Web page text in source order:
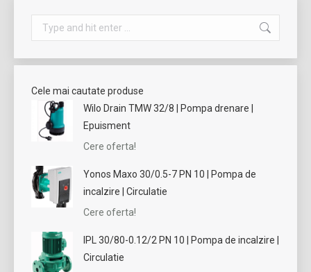
Search:
Cele mai cautate produse
Wilo Drain TMW 32/8 | Pompa drenare |
Epuisment
Cere oferta!
Yonos Maxo 30/0.5-7 PN 10 | Pompa de
incalzire | Circulatie
Cere oferta!
IPL 30/80-0.12/2 PN 10 | Pompa de incalzire |
Circulatie